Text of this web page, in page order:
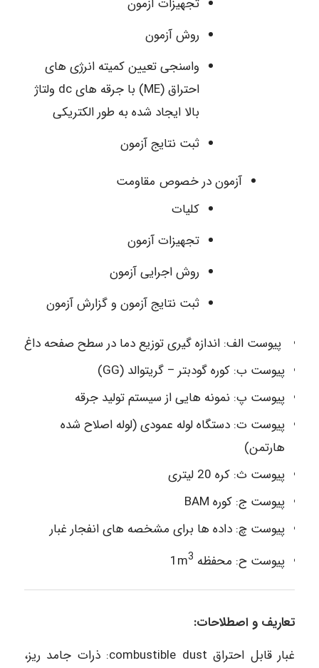
تجهیزات آزمون
روش آزمون
واسنجی تعیین کمیته انرژی های
احتراق (ME) با جرقه های dc ولتاژ
بالا ایجاد شده به طور الکتریکی
ثبت نتایج آزمون
آزمون در خصوص مقاومت
کلیات
تجهیزات آزمون
روش اجرایی آزمون
ثبت نتایج آزمون و گزارش آزمون
پیوست الف: اندازه گیری توزیع دما در سطح صفحه داغ
پیوست ب: کوره گودبتر – گریتوالد (GG)
پیوست پ: نمونه هایی از سیستم تولید جرقه
پیوست ت: دستگاه لوله عمودی (لوله اصلاح شده
هارتمن)
پیوست ث: کره 20 لیتری
پیوست ج: کوره BAM
پیوست چ: داده ها برای مشخصه های انفجار غبار
پیوست ح: محفظه 1m 3
تعاریف و اصطلاحات:
غبار قابل احتراق combustible dust: ذرات جامد ریز،